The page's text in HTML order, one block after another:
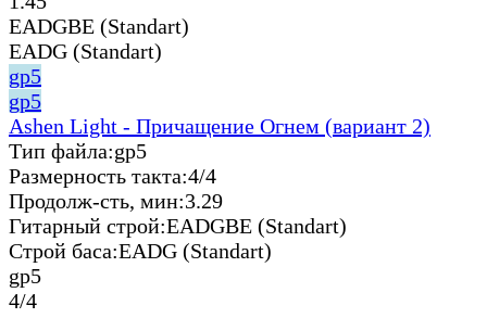
EADGBE (Standart)
EADG (Standart)
gp5
gp5
Ashen Light - Причащение Огнем (вариант 2)
Тип файла:gp5
Размерность такта:4/4
Продолж-сть, мин:3.29
Гитарный строй:EADGBE (Standart)
Строй баса:EADG (Standart)
gp5
4/4